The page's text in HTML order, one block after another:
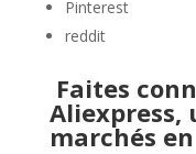
Pinterest
reddit
Faites
Aliexpress,
marchés